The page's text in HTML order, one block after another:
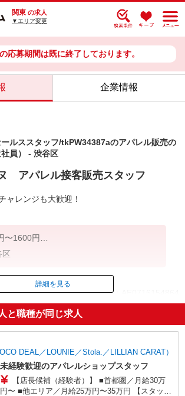
関東 の求人
▼エリア変更
応募期間は既に終了しております。
企業情報
ルススタッフ/tkPW34387aのアパレル販売の
員） - 渋谷区
アパレル接客販売スタッフ
ャレンジも大歓迎！
〜1600円
万円〜28万円】 ■22日間勤務の場合＝
倍：1分単位で支給） ※時給は経験に
ます。
区
ID：AE0716154864
掲載期間終了
詳細を見る
と職種が同じ求人
DEAL／LOUNIE／Stola.／LILLIAN CARAT）
未経験歓迎のアパレルショップスタッフ
【店長候補（経験者）】 ■首都圏／月給30万
円〜 ■他エリア／月給25万円〜35万円 【スタッ